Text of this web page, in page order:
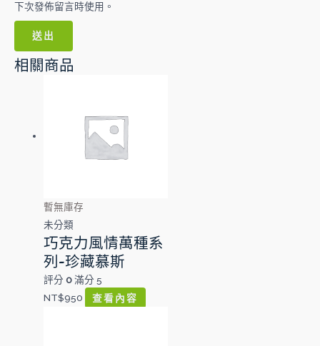
下次發佈留言時使用。
相關商品
暫無庫存
未分類
巧克力風情萬種系
列-珍藏慕斯
評分0滿分 5
NT$950 查看內容